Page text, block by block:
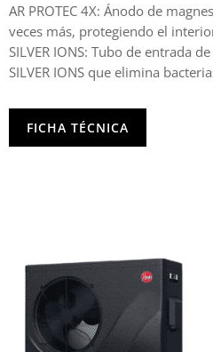
AR PROTEC 4X: Ánodo de
veces más, protegiendo el
SILVER IONS: Tubo de entrada
SILVER IONS que elimina
FICHA TÉCNICA